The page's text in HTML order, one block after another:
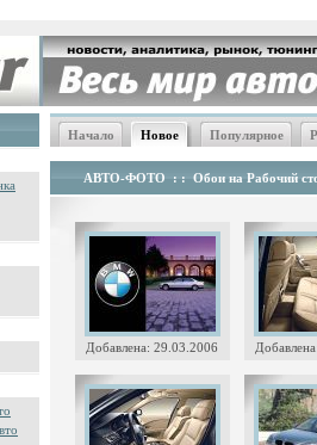
Начало Новое Популярное
АВТО-ФОТО : : Обои на Рабочий
Добавлена: 29.03.2006